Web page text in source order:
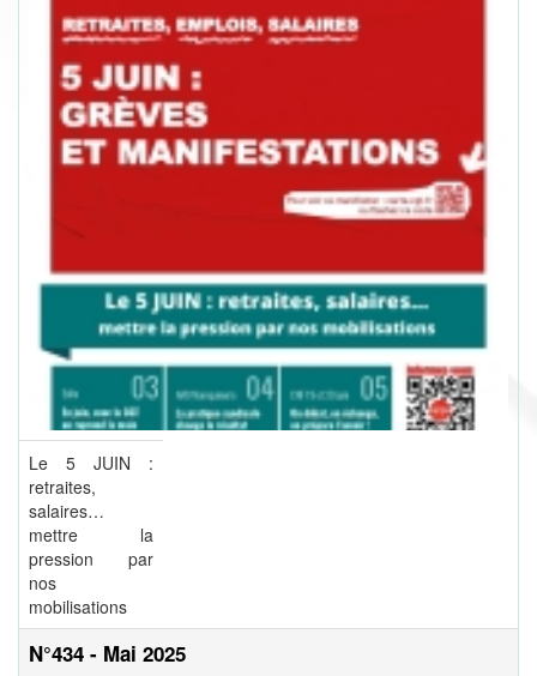
Le 5 JUIN :
retraites,
salaires…
mettre la
pression par
nos
mobilisations
N°434 - Mai 2025